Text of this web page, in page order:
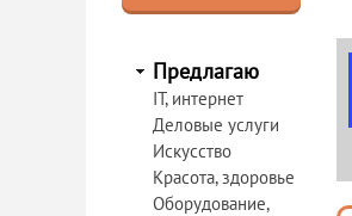
Предлагаю
IT, интернет
Деловые услуги
Искусство
Красота, здоровье
Оборудование,